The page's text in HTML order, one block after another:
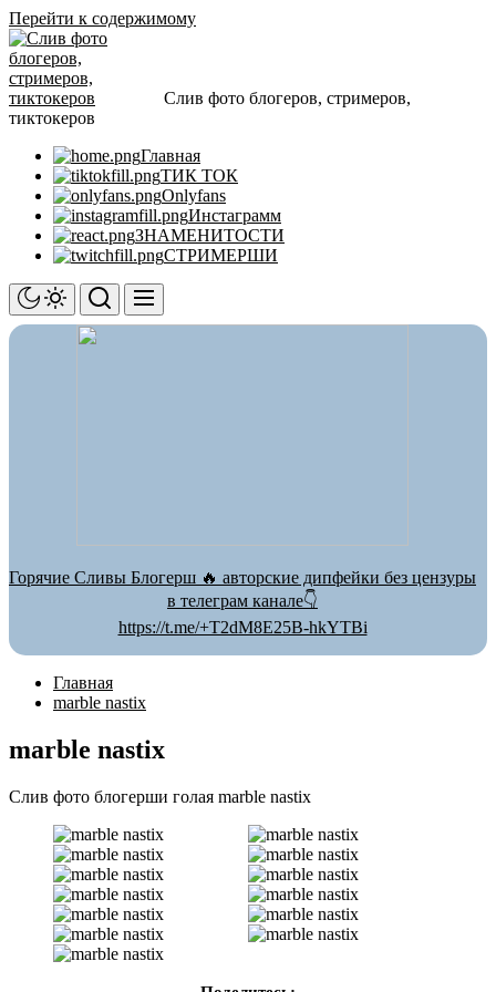
Перейти к содержимому
Слив фото блогеров, стримеров,
тиктокеров
Главная
ТИК ТОК
Onlyfans
Инстаграмм
ЗНАМЕНИТОСТИ
СТРИМЕРШИ
Горячие Сливы Блогерш 🔥 авторские дипфейки без цензуры
в телеграм канале👇
https://t.me/+T2dM8E25B-hkYTBi
Главная
marble nastix
marble nastix
Слив фото блогерши голая marble nastix